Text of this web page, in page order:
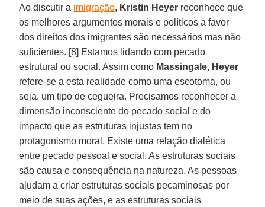
Ao discutir a imigração, Kristin Heyer reconhece que
os melhores argumentos morais e políticos a favor
dos direitos dos imigrantes são necessários mas não
suficientes. [8] Estamos lidando com pecado
estrutural ou social. Assim como Massingale, Heyer
refere-se a esta realidade como uma escotoma, ou
seja, um tipo de cegueira. Precisamos reconhecer a
dimensão inconsciente do pecado social e do
impacto que as estruturas injustas tem no
protagonismo moral. Existe uma relação dialética
entre pecado pessoal e social. As estruturas sociais
são causa e consequência na natureza. As pessoas
ajudam a criar estruturas sociais pecaminosas por
meio de suas ações, e as estruturas sociais